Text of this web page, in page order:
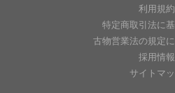
利用規約
特定商取引法に
古物営業法の規定
採用情報
サイトマ